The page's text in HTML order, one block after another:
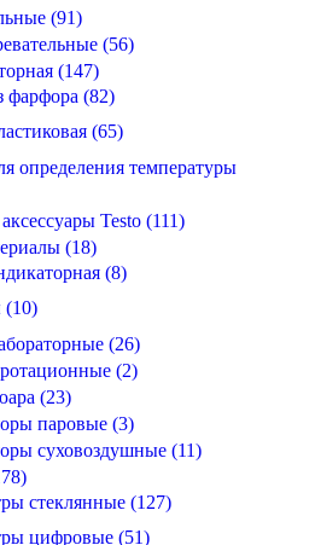
(91)
(56)
(147)
фарфора (82)
(65)
определения температуры
Testo (111)
(18)
(8)
(10)
(26)
(2)
(23)
паровые (3)
суховоздушные (11)
стеклянные (127)
цифровые (51)